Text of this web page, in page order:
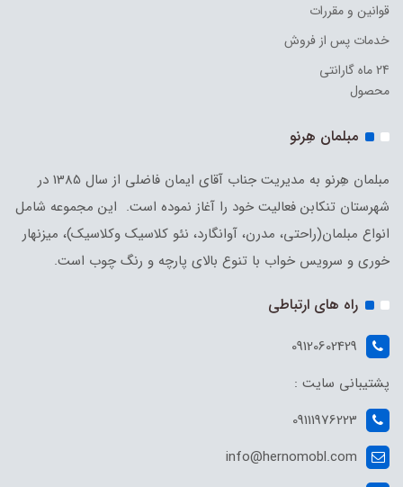
قوانین و مقررات
خدمات پس از فروش
24 ماه گارانتی
محصول
مبلمان هِرنو
مبلمان هِرنو به مدیریت جناب آقای ایمان فاضلی از سال 1385 در
شهرستان تنکابن فعالیت خود را آغاز نموده است. این مجموعه شامل
انواع مبلمان(راحتی، مدرن، آوانگارد، نئو کلاسیک وکلاسیک)، میزنهار
خوری و سرویس خواب با تنوع بالای پارچه و رنگ چوب است.
راه های ارتباطی
09120602429
پشتیبانی سایت :
09111976223
info@hernomobl.com